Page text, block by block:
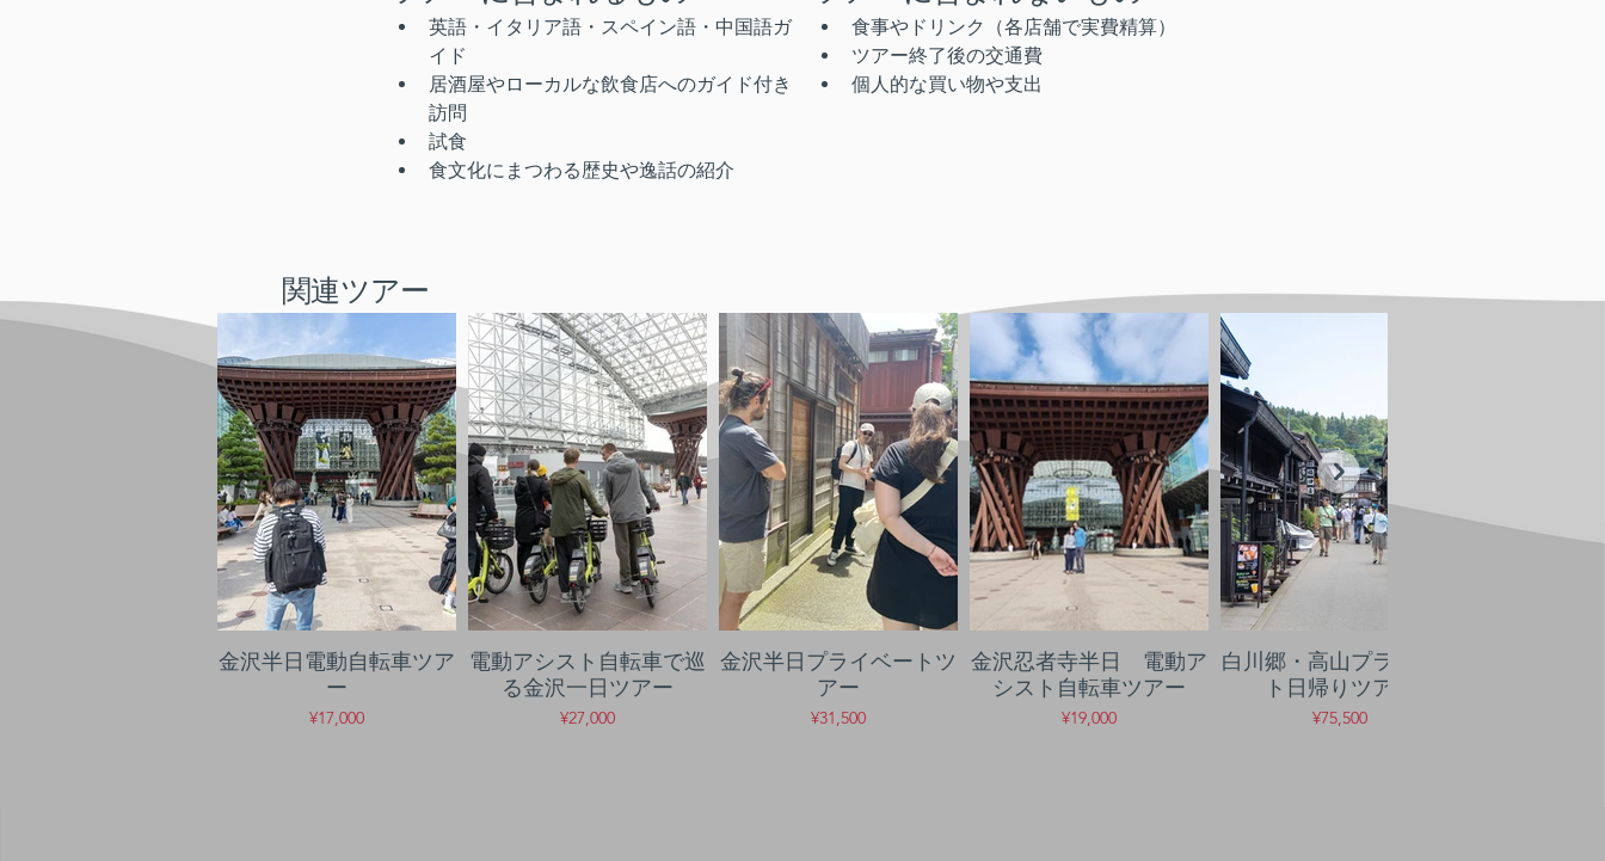
英語・イタリア語・スペイン語・中国語ガ
イド
居酒屋やローカルな飲食店へのガイド付き
訪問
試食
食文化にまつわる歴史や逸話の紹介
食事やドリンク（各店舗で実費精算）
ツアー終了後の交通費
個人的な買い物や支出
関連ツアー
金沢半日電動自転車ツア
ー
¥17,000
電動アシスト自転車で巡
る金沢一日ツアー
¥27,000
金沢半日プライベートツ
アー
¥31,500
金沢忍者寺半日 電動ア
シスト自転車ツアー
¥19,000
白川郷・高山プライベー
ト日帰りツアー
¥75,500